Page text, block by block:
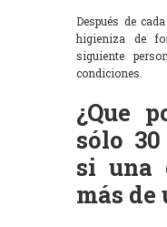
Después de
higieniza de
siguiente
condiciones.
¿Que
sólo
si una
más de